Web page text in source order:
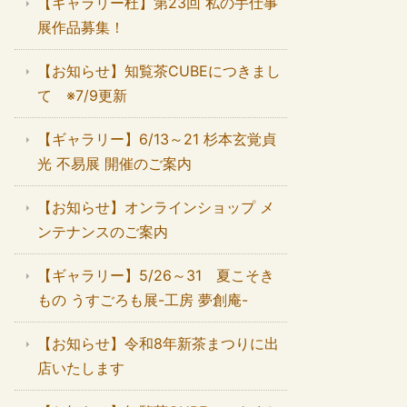
展作品募集！
【お知らせ】知覧茶CUBEにつきまし
て ※7/9更新
【ギャラリー】6/13～21 杉本玄覚貞
光 不易展 開催のご案内
【お知らせ】オンラインショップ メ
ンテナンスのご案内
【ギャラリー】5/26～31 夏こそき
もの うすごろも展-工房 夢創庵-
【お知らせ】令和8年新茶まつりに出
店いたします